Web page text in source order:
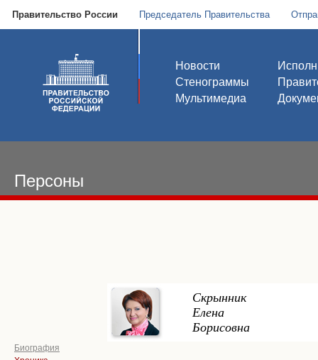
Правительство России Председатель Правительства
Новости
Стенограммы
Мультимедиа
Персоны
Скрынник
Елена
Борисовна
Биография